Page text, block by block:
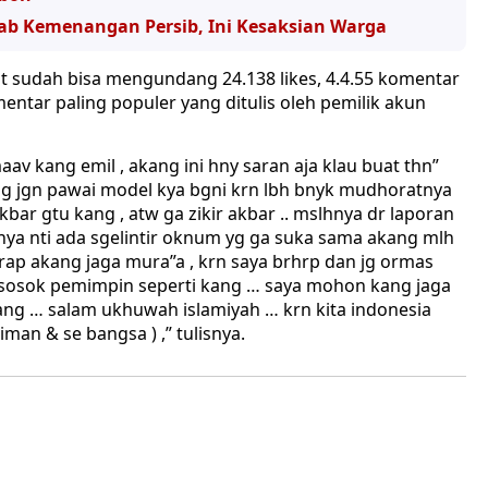
Kemenangan Persib, Ini Kesaksian Warga
bisa mengundang 24.138 likes, 4.4.55 komentar
paling populer yang ditulis oleh pemilik akun
kang emil , akang ini hny saran aja klau buat thn”
jgn pawai model kya bgni krn lbh bnyk mudhoratnya
gtu kang , atw ga zikir akbar .. mslhnya dr laporan
nti ada sgelintir oknum yg ga suka sama akang mlh
akang jaga mura”a , krn saya brhrp dan jg ormas
pemimpin seperti kang … saya mohon kang jaga
… salam ukhuwah islamiyah … krn kita indonesia
& se bangsa ) ,” tulisnya.